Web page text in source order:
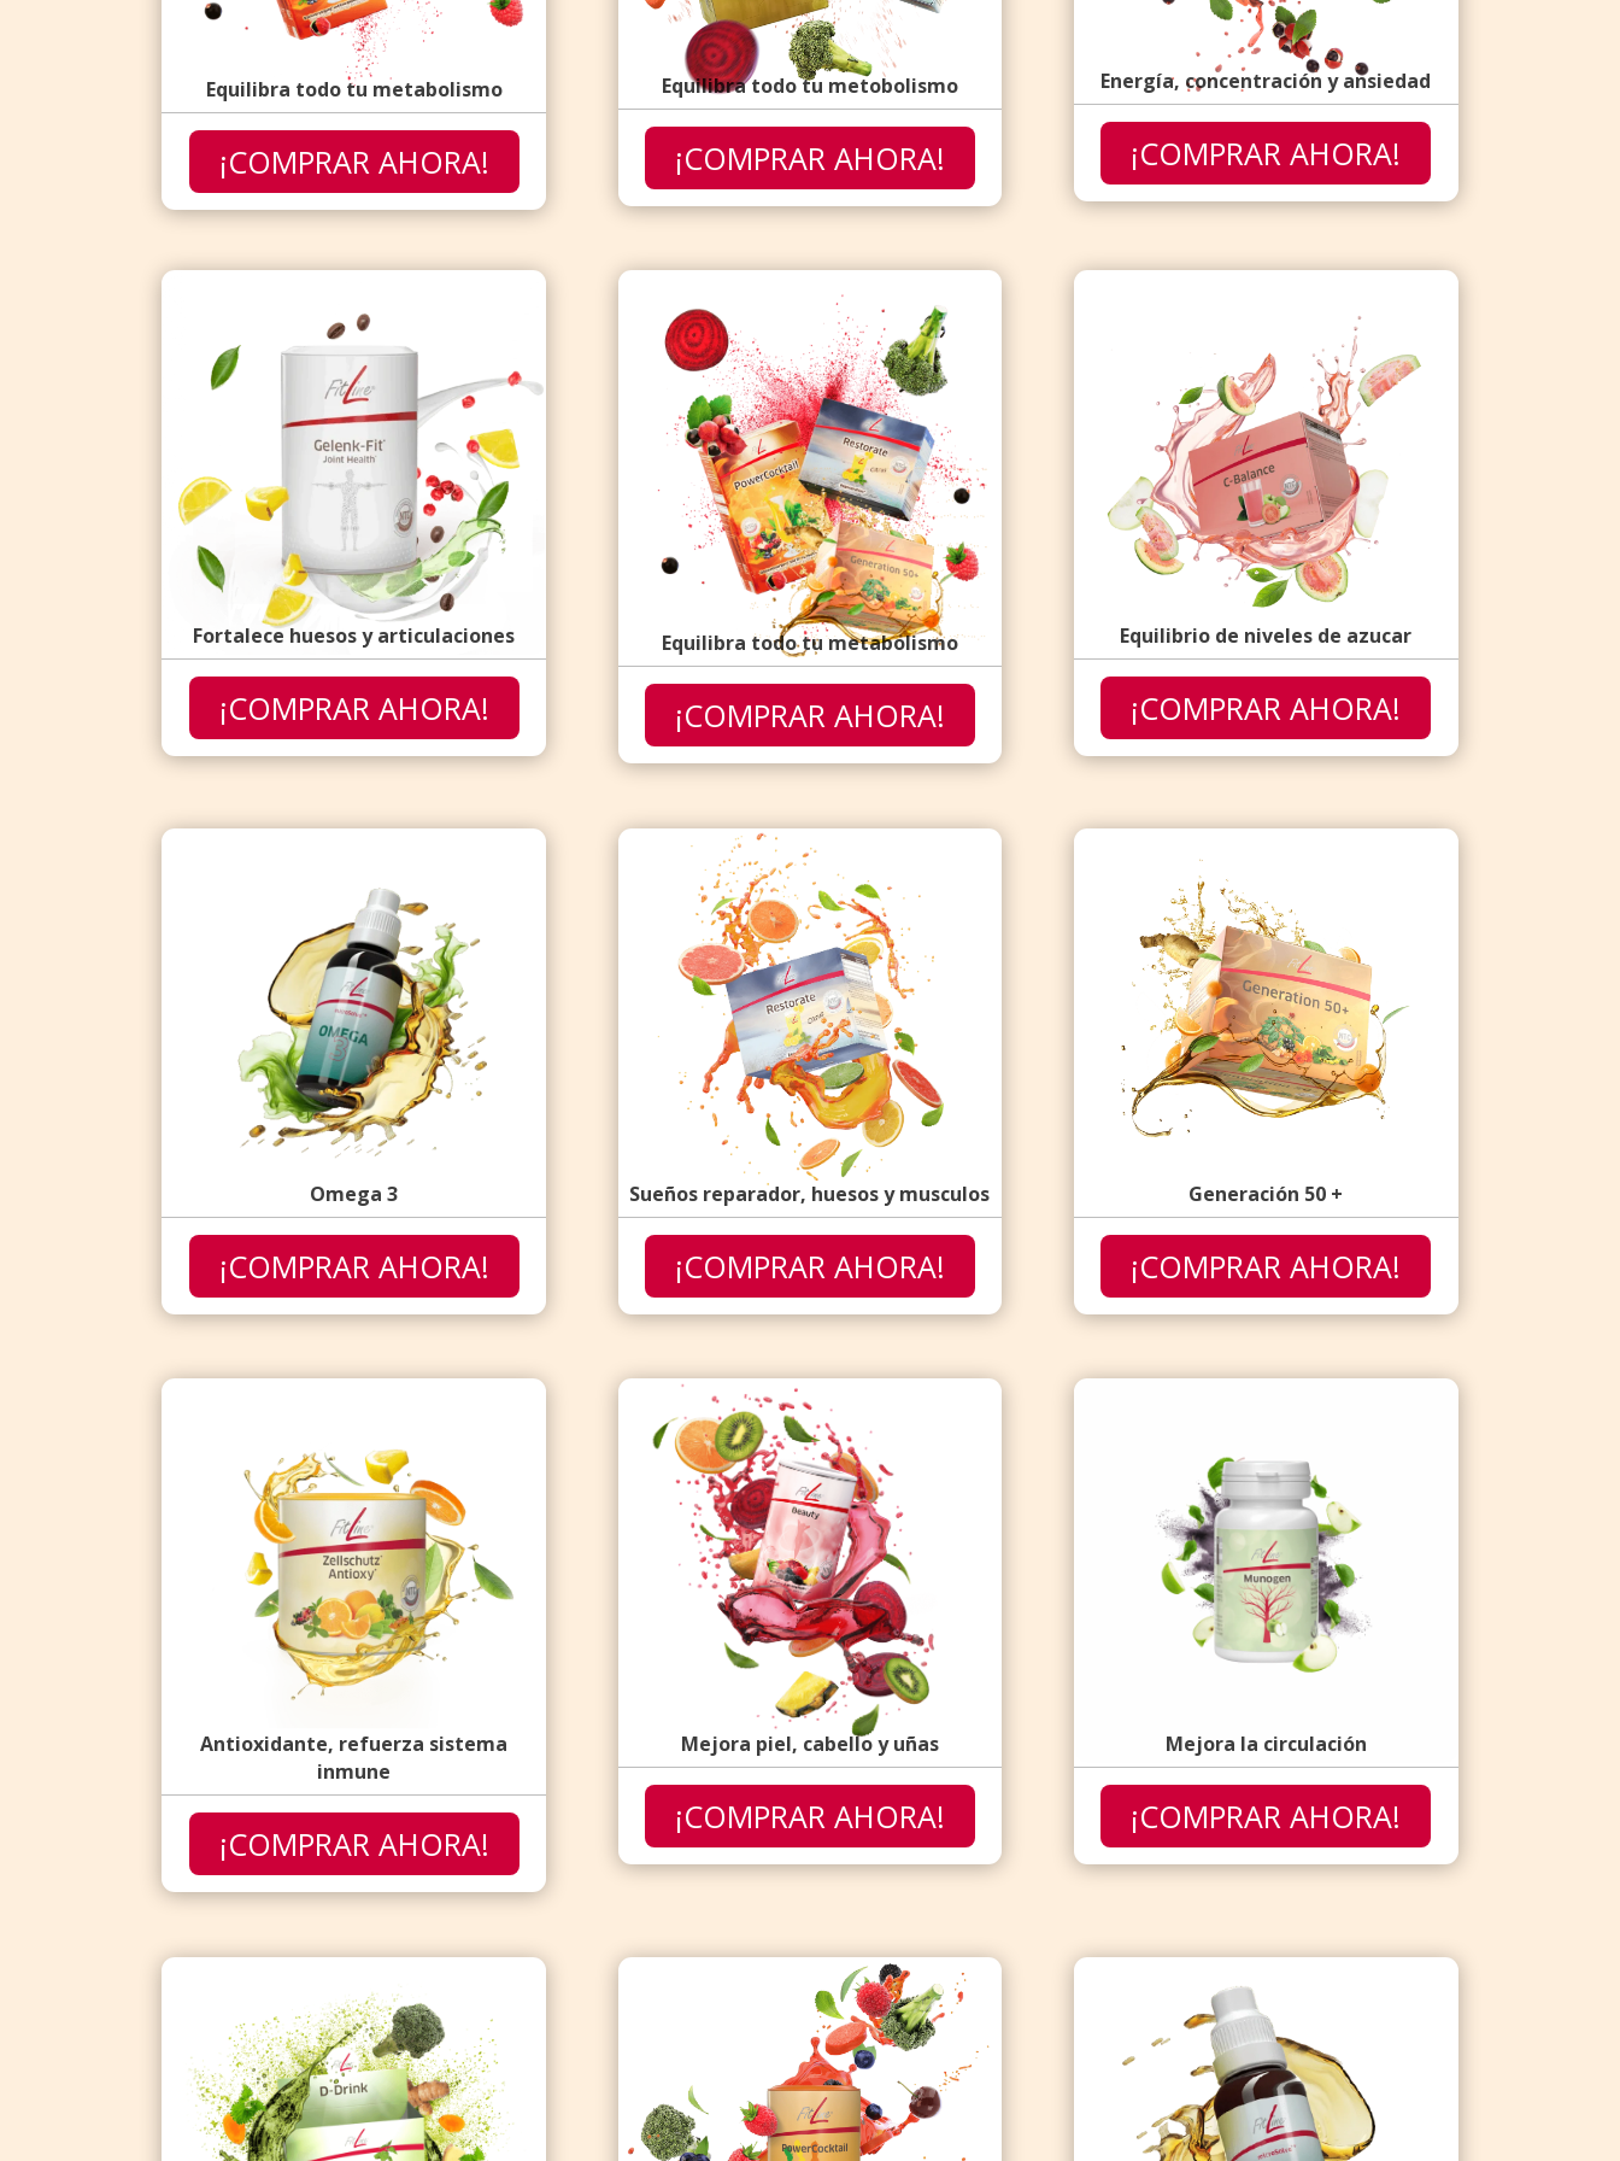
Equilibra todo tu metabolismo
¡COMPRAR AHORA!
Equilibra todo tu metobolismo
¡COMPRAR AHORA!
Energía, concentración y ansiedad
¡COMPRAR AHORA!
Fortalece huesos y articulaciones
¡COMPRAR AHORA!
Equilibra todo tu metabolismo
¡COMPRAR AHORA!
Equilibrio de niveles de azucar
¡COMPRAR AHORA!
Omega 3
¡COMPRAR AHORA!
Sueños reparador, huesos y musculos
¡COMPRAR AHORA!
Generación 50 +
¡COMPRAR AHORA!
Antioxidante, refuerza sistema
inmune
¡COMPRAR AHORA!
Mejora piel, cabello y uñas
¡COMPRAR AHORA!
Mejora la circulación
¡COMPRAR AHORA!